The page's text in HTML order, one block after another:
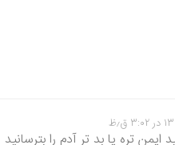
ایمن تره یا بد تر آدم را بترسانید